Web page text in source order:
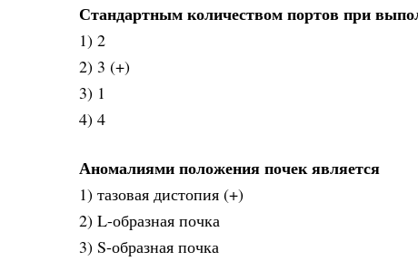
Стандартным количеством портов при
1) 2
2) 3 (+)
3) 1
4) 4
Аномалиями положения почек является
1) тазовая дистопия (+)
2) L-образная почка
3) S-образная почка